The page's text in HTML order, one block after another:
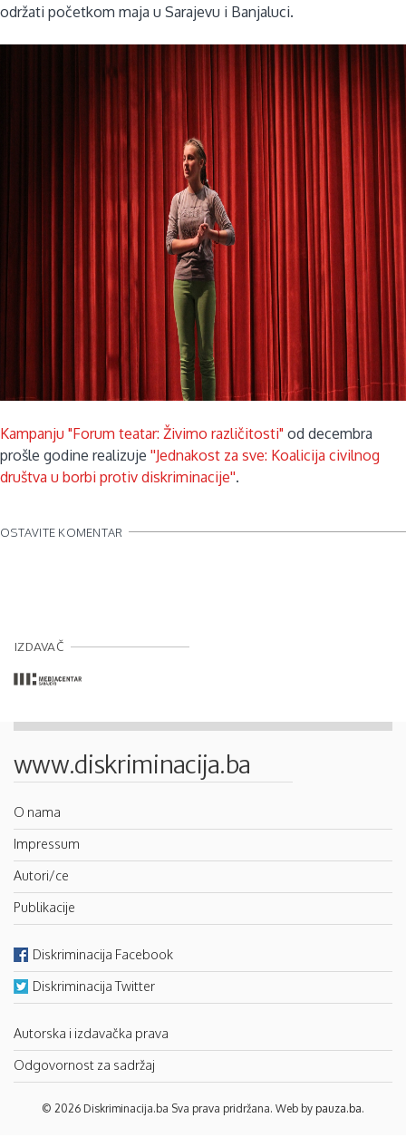
održati početkom maja u Sarajevu i Banjaluci.
Kampanju "Forum teatar: Živimo različitosti" od decembra
prošle godine realizuje ''Jednakost za sve: Koalicija civilnog
društva u borbi protiv diskriminacije''.
OSTAVITE KOMENTAR
IZDAVAČ
www.diskriminacija.ba
O nama
Impressum
Autori/ce
Publikacije
Diskriminacija Facebook
Diskriminacija Twitter
Autorska i izdavačka prava
Odgovornost za sadržaj
© 2026 Diskriminacija.ba Sva prava pridržana. Web by pauza.ba.